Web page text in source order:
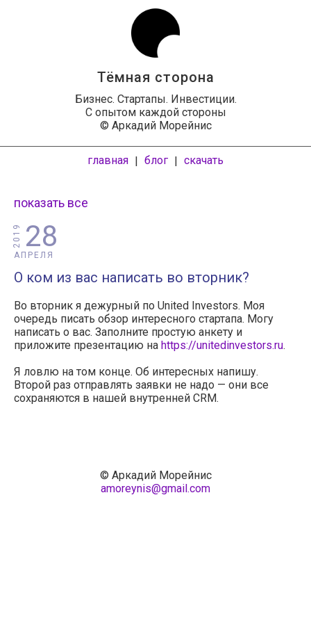
Тёмная сторона
Бизнес. Стартапы. Инвестиции.
С опытом каждой стороны
© Аркадий Морейнис
главная | блог | скачать
показать все
28
АПРЕЛЯ
2019
О ком из вас написать во вторник?
Во вторник я дежурный по United Investors. Моя
очередь писать обзор интересного стартапа. Могу
написать о вас. Заполните простую анкету и
приложите презентацию на https://unitedinvestors.ru.
Я ловлю на том конце. Об интересных напишу.
Второй раз отправлять заявки не надо — они все
сохраняются в нашей внутренней CRM.
© Аркадий Морейнис
amoreynis@gmail.com